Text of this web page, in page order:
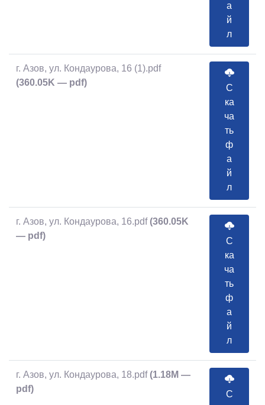
а
й
л
г. Азов, ул. Кондаурова, 16 (1).pdf
(360.05K — pdf)
С
ка
ча
ть
ф
а
й
л
г. Азов, ул. Кондаурова, 16.pdf (360.05K
— pdf)
С
ка
ча
ть
ф
а
й
л
г. Азов, ул. Кондаурова, 18.pdf (1.18M —
pdf)
С